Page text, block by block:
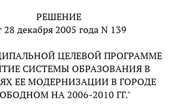
РЕШЕНИЕ
28 декабря 2005 года N 139
ЦЕЛЕВОЙ ПРОГРАММЕ
СИСТЕМЫ ОБРАЗОВАНИЯ В
ЕЕ МОДЕРНИЗАЦИИ В ГОРОДЕ
НА 2006-2010 ГГ."